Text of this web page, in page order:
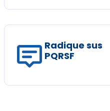
Radique sus
PQRSF